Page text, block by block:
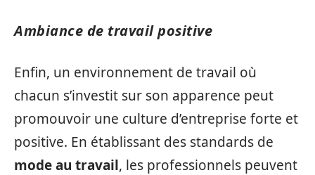
Ambiance de travail positive
Enfin, un environnement de travail où
chacun s’investit sur son apparence peut
promouvoir une culture d’entreprise forte et
positive. En établissant des standards de
mode au travail, les professionnels peuvent